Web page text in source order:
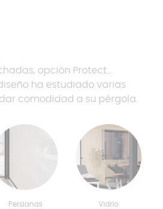
opción Protect...
ha estudiado varias
comodidad a su pérgola.
Persianas
Vidrio